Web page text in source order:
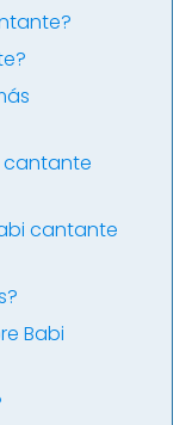
cantante
cantante
Babi